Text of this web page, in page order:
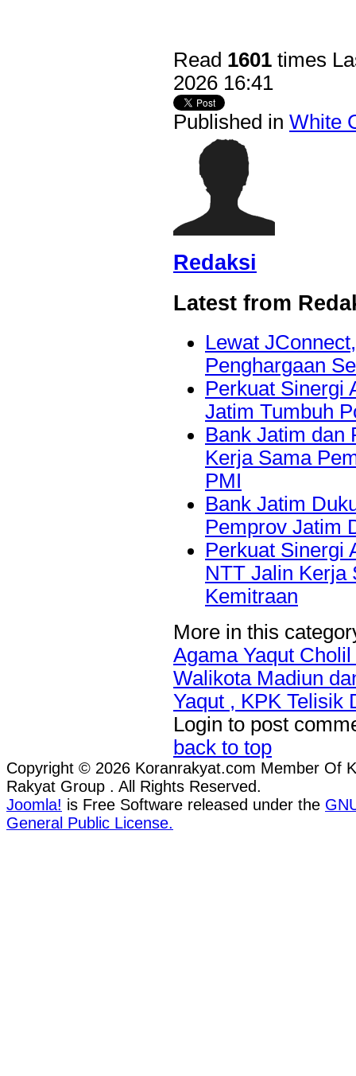
Read 1601 times
2026 16:41
Published in White
Redaksi
Latest from
Lewat
Penghargaan
Perkuat Sinergi
Jatim Tumbuh
Bank Jatim dan
Kerja Sama
PMI
Bank Jatim
Pemprov Jatim
Perkuat Sinergi
NTT Jalin Kerja
Kemitraan
More in this
Agama Yaqut
Walikota Madiun
Yaqut , KPK Telisik
Login to post
back to top
Copyright © 2026 Koranrakyat.com Member Of
Rakyat Group . All Rights Reserved.
Joomla! is Free Software released under the
General Public License.